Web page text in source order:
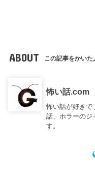
ABOUT この記事をかいた
怖い話.com
怖い話が好きで
話、ホラーのジ
す。